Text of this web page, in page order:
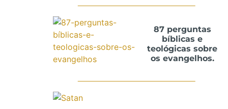
87 perguntas
bíblicas e
teológicas sobre
os evangelhos.